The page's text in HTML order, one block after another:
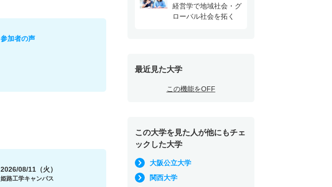
参加者の声
2026/08/11（火）
姫路工学キャンパス
経営学で地域社会・グ
ローバル社会を拓く
最近見た大学
この機能をOFF
この大学を見た人が他にもチェ
ックした大学
大阪公立大学
関西大学